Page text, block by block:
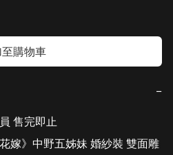
至購物車
−
售完即止
嫁》中野五姊妹 婚紗裝 雙面雕